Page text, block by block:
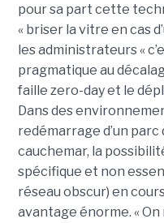
pour sa part cette
« briser la vitre en cas
les administrateurs «
pragmatique au
faille zero-day et le
Dans des
redémarrage d’un
cauchemar, la
spécifique et non
réseau obscur) en
avantage énorme. «